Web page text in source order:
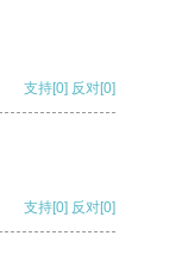
支持[0] 反对[0]
支持[0] 反对[0]